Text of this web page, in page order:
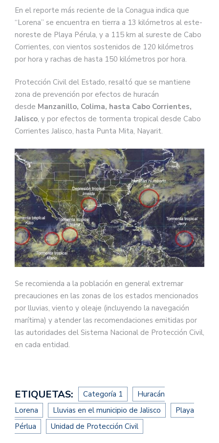
En el reporte más reciente de la Conagua indica que
“Lorena” se encuentra en tierra a 13 kilómetros al este-
noreste de Playa Pérula, y a 115 km al sureste de Cabo
Corrientes, con vientos sostenidos de 120 kilómetros
por hora y rachas de hasta 150 kilómetros por hora.
Protección Civil del Estado, resaltó que se mantiene
zona de prevención por efectos de huracán
desde Manzanillo, Colima, hasta Cabo Corrientes,
Jalisco, y por efectos de tormenta tropical desde Cabo
Corrientes Jalisco, hasta Punta Mita, Nayarit.
Se recomienda a la población en general extremar
precauciones en las zonas de los estados mencionados
por lluvias, viento y oleaje (incluyendo la navegación
marítima) y atender las recomendaciones emitidas por
las autoridades del Sistema Nacional de Protección Civil,
en cada entidad.
ETIQUETAS: Categoría 1
Huracán
Lorena
Lluvias en el municipio de Jalisco
Playa
Pérlua
Unidad de Protección Civil